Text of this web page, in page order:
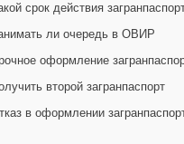
срок действия
ли очередь в ОВИР
оформление
второй загранпаспорт
в оформлении